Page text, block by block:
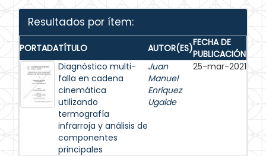
Resultados por ítem:
PORTADATÍTULO AUTOR(ES)FECHA DE
PUBLICACIÓN
Diagnóstico multi-
falla en cadena
cinemática
utilizando
termografía
infrarroja y análisis de
componentes
principales
Juan
Manuel
Enríquez
Ugalde
25-mar-2021